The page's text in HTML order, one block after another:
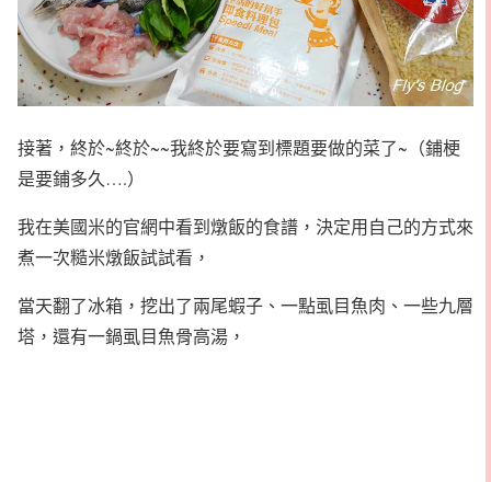
接著，終於~終於~~我終於要寫到標題要做的菜了~（鋪梗
是要鋪多久….）
我在美國米的官網中看到燉飯的食譜，決定用自己的方式來
煮一次糙米燉飯試試看，
當天翻了冰箱，挖出了兩尾蝦子、一點虱目魚肉、一些九層
塔，還有一鍋虱目魚骨高湯，